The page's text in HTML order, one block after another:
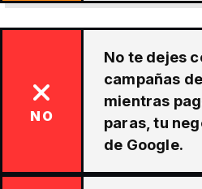
NO
No te dejes
campañas
mientras
paras, tu
de Google.